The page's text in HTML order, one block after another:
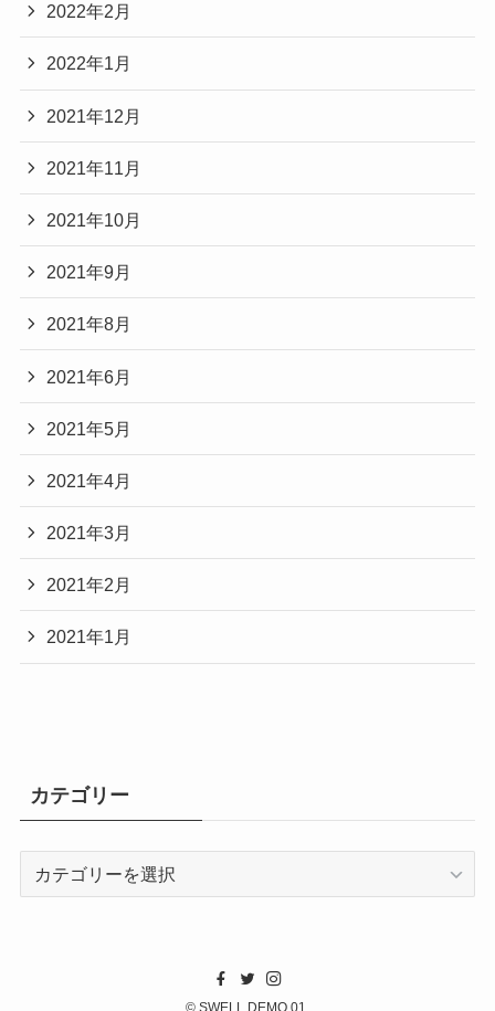
2022年2月
2022年1月
2021年12月
2021年11月
2021年10月
2021年9月
2021年8月
2021年6月
2021年5月
2021年4月
2021年3月
2021年2月
2021年1月
カテゴリー
© SWELL DEMO 01.